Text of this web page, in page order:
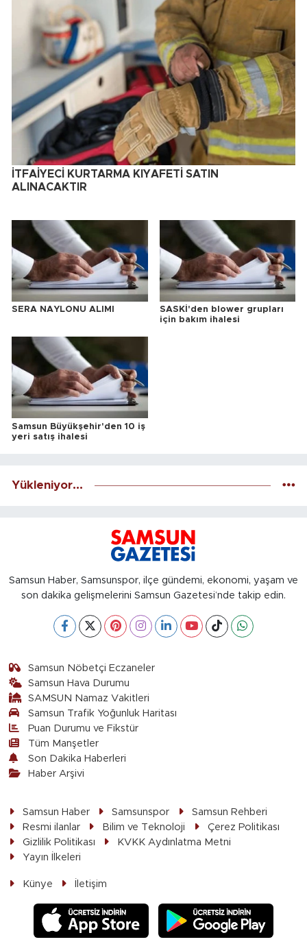
İTFAİYECİ KURTARMA KIYAFETİ SATIN
ALINACAKTIR
SERA NAYLONU ALIMI
SASKİ'den blower grupları
için bakım ihalesi
Samsun Büyükşehir'den 10 iş
yeri satış ihalesi
Yükleniyor...
Samsun Haber, Samsunspor, ilçe gündemi, ekonomi, yaşam ve
son dakika gelişmelerini Samsun Gazetesi’nde takip edin.
Samsun Nöbetçi Eczaneler
Samsun Hava Durumu
SAMSUN Namaz Vakitleri
Samsun Trafik Yoğunluk Haritası
Puan Durumu ve Fikstür
Tüm Manşetler
Son Dakika Haberleri
Haber Arşivi
Samsun Haber Samsunspor
Samsun Rehberi
Resmi ilanlar
Bilim ve Teknoloji
Çerez Politikası
Gizlilik Politikası
KVKK Aydınlatma Metni
Yayın İlkeleri
Künye İletişim